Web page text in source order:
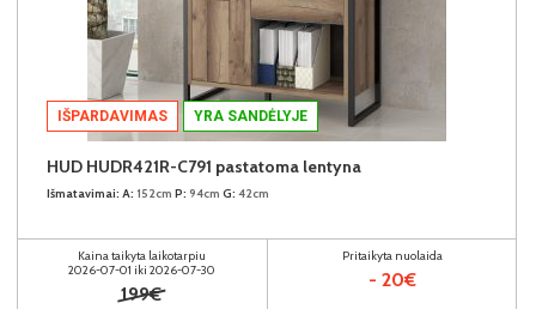
IŠPARDAVIMAS YRA SANDĖLYJE
HUD HUDR421R-C791 pastatoma lentyna
Išmatavimai: A: 152cm P: 94cm G: 42cm
Kaina taikyta laikotarpiu
2026-07-01 iki 2026-07-30
199€
Pritaikyta nuolaida
- 20€